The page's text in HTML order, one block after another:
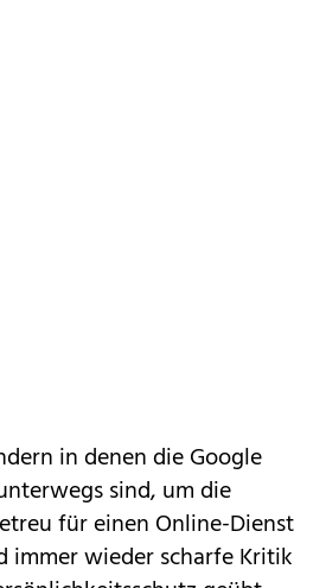
in denen die Google
sind, um die
für einen Online-Dienst
immer wieder scharfe Kritik